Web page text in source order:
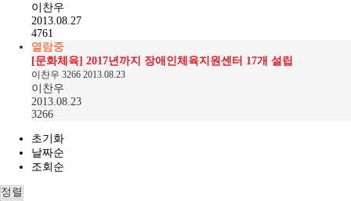
이찬우
2013.08.27
4761
열람중
[문화체육] 2017년까지 장애인체육지원센터 17개 설립
이찬우 3266 2013.08.23
이찬우
2013.08.23
3266
초기화
날짜순
조회순
정렬